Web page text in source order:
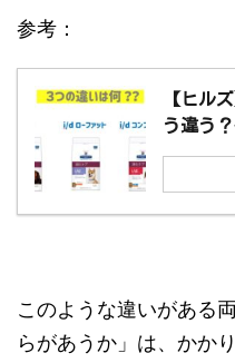
参考：
【ヒル
う違う
このような違いがある
らがあうか」は、かか